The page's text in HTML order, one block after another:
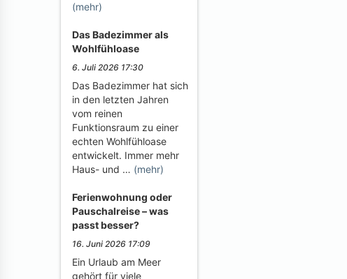
(mehr)
Das Badezimmer als
Wohlfühloase
6. Juli 2026 17:30
Das Badezimmer hat sich
in den letzten Jahren
vom reinen
Funktionsraum zu einer
echten Wohlfühloase
entwickelt. Immer mehr
Haus- und … (mehr)
Ferienwohnung oder
Pauschalreise – was
passt besser?
16. Juni 2026 17:09
Ein Urlaub am Meer
gehört für viele